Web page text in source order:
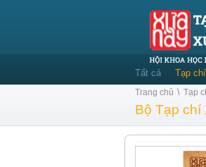
Tất cả Tạp chí
Trang chủ \ Tạp
Bộ Tạp chí